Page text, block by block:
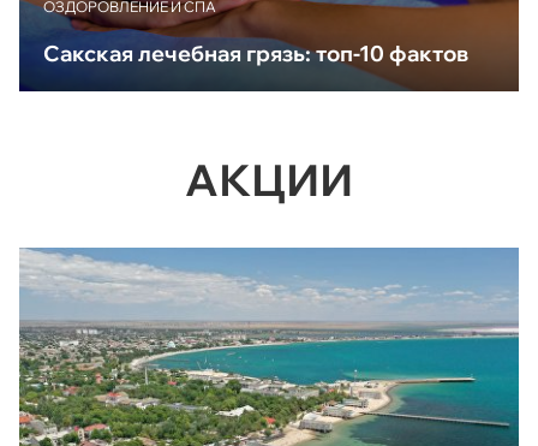
ОЗДОРОВЛЕНИЕ И СПА
Сакская лечебная грязь: топ-10 фактов
АКЦИИ